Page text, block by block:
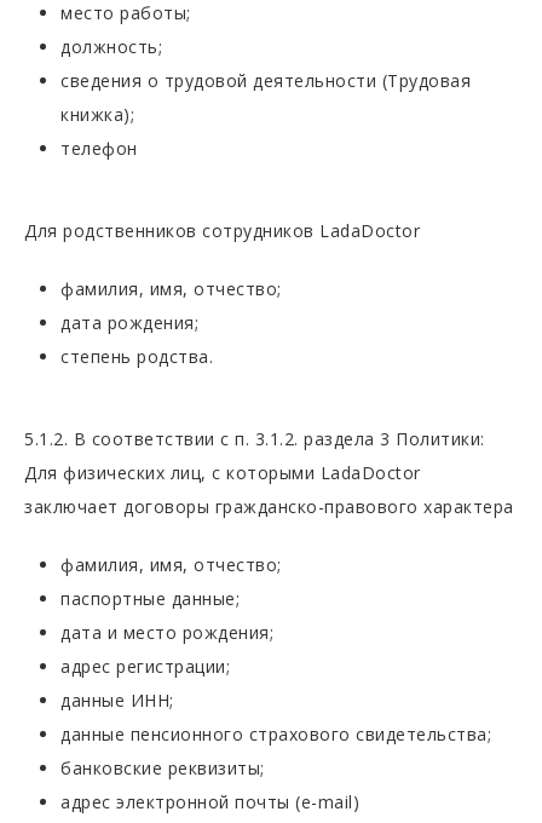
место работы;
должность;
сведения о трудовой деятельности (Трудовая
книжка);
телефон
Для родственников сотрудников LadaDoctor
фамилия, имя, отчество;
дата рождения;
степень родства.
5.1.2. В соответствии с п. 3.1.2. раздела 3 Политики:
Для физических лиц, с которыми LadaDoctor
заключает договоры гражданско-правового характера
фамилия, имя, отчество;
паспортные данные;
дата и место рождения;
адрес регистрации;
данные ИНН;
данные пенсионного страхового свидетельства;
банковские реквизиты;
адрес электронной почты (e-mail)